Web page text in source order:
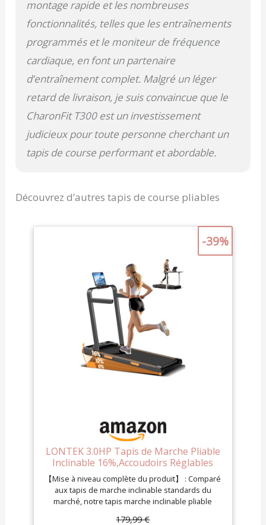
montage rapide et les nombreuses
fonctionnalités, telles que les entraînements
programmés et le moniteur de fréquence
cardiaque, en font un partenaire
d’entraînement complet. Malgré un léger
retard de livraison, je suis convaincue que le
CharonFit T300 est un investissement
judicieux pour toute personne cherchant un
tapis de course performant et abordable.
Découvrez d’autres tapis de course pliables
LONTEK 3.0HP Tapis de Marche Pliable
Inclinable 16%,Accoudoirs Réglables
【Mise à niveau complète du produit】 : Comparé
aux tapis de marche inclinable standards du
marché, notre tapis marche inclinable pliable
179,99 €
-39%